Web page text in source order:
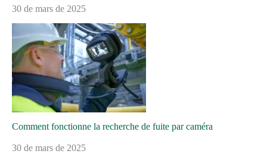
30 de mars de 2025
Comment fonctionne la recherche de fuite par caméra
30 de mars de 2025